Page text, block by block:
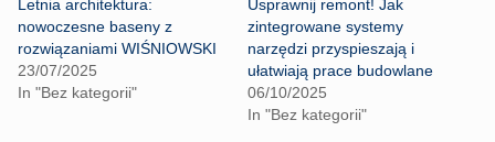
a
r
e
o
n
w
a
r
e
o
a
Letnia architektura:
nowoczesne baseny z
rozwiązaniami WIŚNIOWSKI
23/07/2025
In "Bez kategorii"
Usprawnij remont! Jak
zintegrowane systemy
narzędzi przyspieszają i
ułatwiają prace budowlane
06/10/2025
In "Bez kategorii"